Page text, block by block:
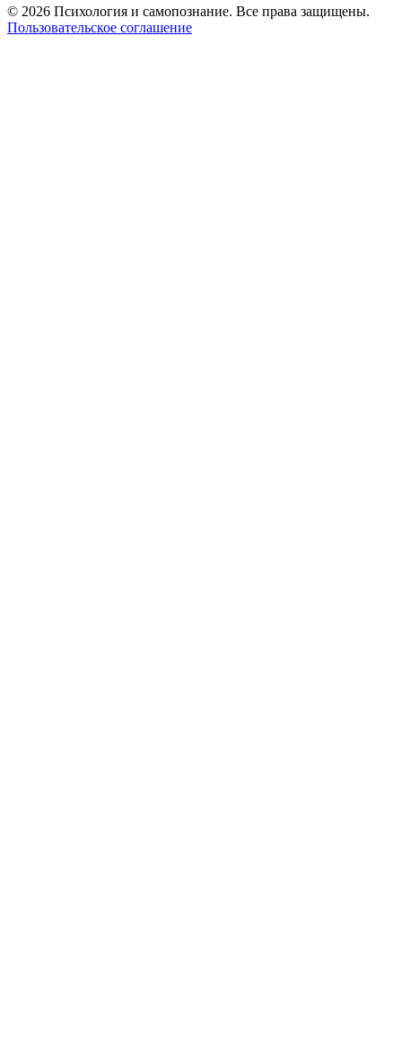
© 2026 Психология и самопознание. Все права защищены.
Пользовательское соглашение